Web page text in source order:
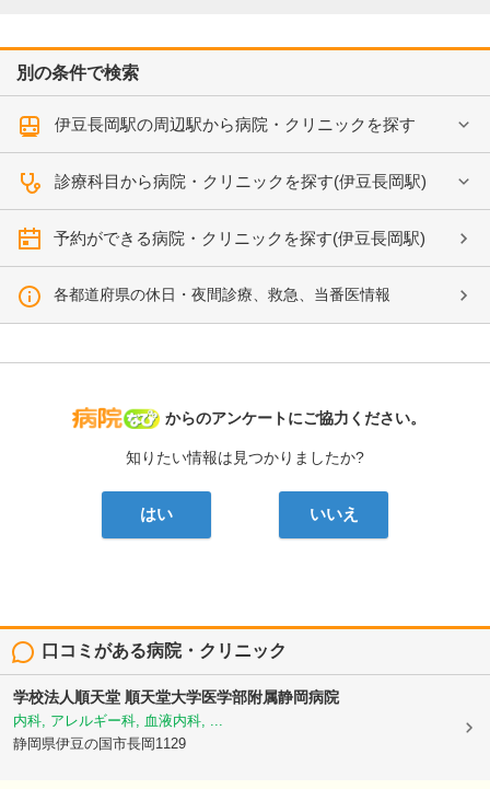
別の条件で検索
伊豆長岡駅の周辺駅から病院・クリニックを探す
診療科目から病院・クリニックを探す(伊豆長岡駅)
予約ができる病院・クリニックを探す(伊豆長岡駅)
各都道府県の休日・夜間診療、救急、当番医情報
病院なび
からのアンケートにご協力ください。
知りたい情報は見つかりましたか?
はい いいえ
口コミがある病院・クリニック
学校法人順天堂 順天堂大学医学部附属静岡病院
内科, アレルギー科, 血液内科, ...
静岡県伊豆の国市長岡1129